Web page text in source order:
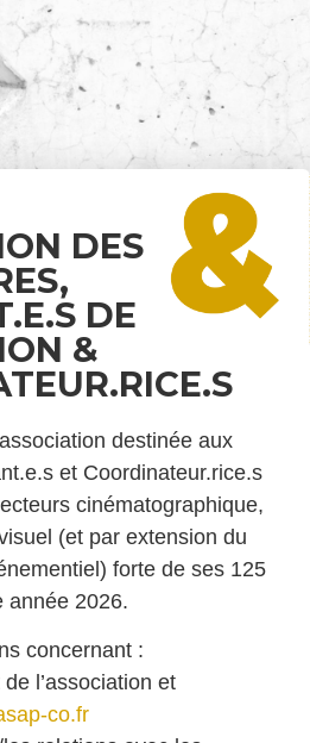
DES
DE
&
destinée aux
et Coordinateur.rice.s
cinématographique,
(et par extension du
forte de ses 125
année 2026.
concernant :
l’association et
co.fr